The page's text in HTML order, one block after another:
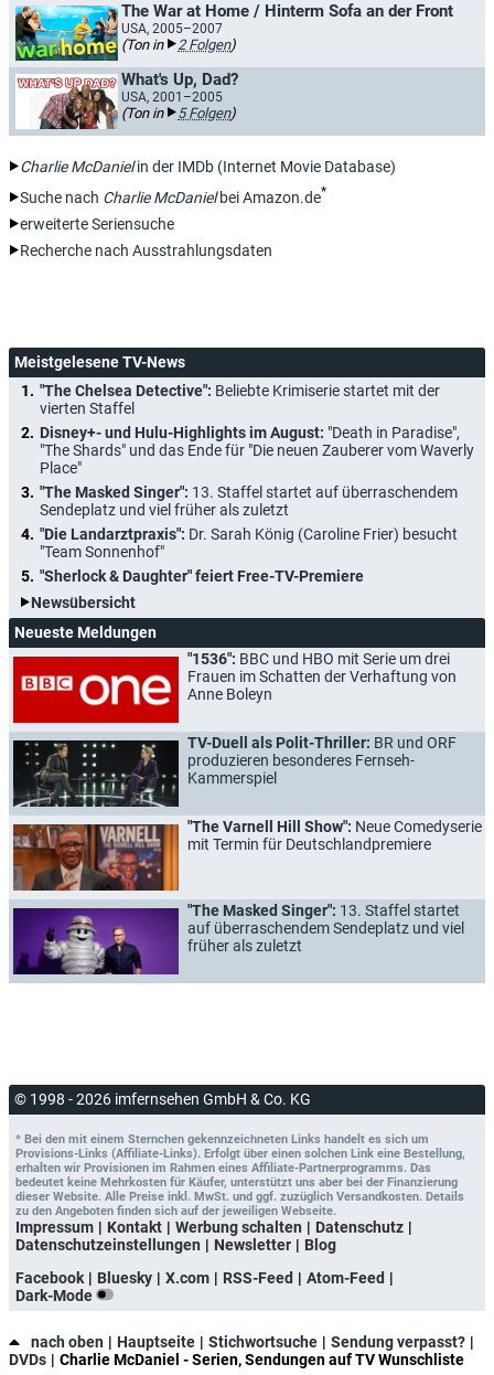
The War at Home / Hinterm Sofa an der Front
USA, 2005–2007
(Ton in 2 Folgen)
What's Up, Dad?
USA, 2001–2005
(Ton in 5 Folgen)
Charlie McDanielin der IMDb (Internet Movie Database)
Suche nach Charlie McDanielbei Amazon.de*
erweiterte Seriensuche
Recherche nach Ausstrahlungsdaten
Meistgelesene TV-News
"The Chelsea Detective": Beliebte Krimiserie startet mit der
vierten Staffel
Disney+- und Hulu-Highlights im August: "Death in Paradise",
"The Shards" und das Ende für "Die neuen Zauberer vom Waverly
Place"
"The Masked Singer": 13. Staffel startet auf überraschendem
Sendeplatz und viel früher als zuletzt
"Die Landarztpraxis": Dr. Sarah König (Caroline Frier) besucht
"Team Sonnenhof"
"Sherlock & Daughter" feiert Free-TV-Premiere
Newsübersicht
Neueste Meldungen
"1536": BBC und HBO mit Serie um drei
Frauen im Schatten der Verhaftung von
Anne Boleyn
TV-Duell als Polit-Thriller: BR und ORF
produzieren besonderes Fernseh-
Kammerspiel
"The Varnell Hill Show": Neue Comedyserie
mit Termin für Deutschlandpremiere
"The Masked Singer": 13. Staffel startet
auf überraschendem Sendeplatz und viel
früher als zuletzt
© 1998 - 2026 imfernsehen GmbH & Co. KG
* Bei den mit einem Sternchen gekennzeichneten Links handelt es sich um
Provisions-Links (Affiliate-Links). Erfolgt über einen solchen Link eine Bestellung,
erhalten wir Provisionen im Rahmen eines Affiliate-Partnerprogramms. Das
bedeutet keine Mehrkosten für Käufer, unterstützt uns aber bei der Finanzierung
dieser Website. Alle Preise inkl. MwSt. und ggf. zuzüglich Versandkosten. Details
zu den Angeboten finden sich auf der jeweiligen Webseite.
Impressum Kontakt Werbung schalten
Datenschutz
Datenschutzeinstellungen
Newsletter
Blog
Facebook
Bluesky X.com RSS-Feed
Atom-Feed
Dark-Mode
nach oben Hauptseite Stichwortsuche
Sendung verpasst?
DVDs
Charlie McDaniel - Serien, Sendungen auf TV Wunschliste